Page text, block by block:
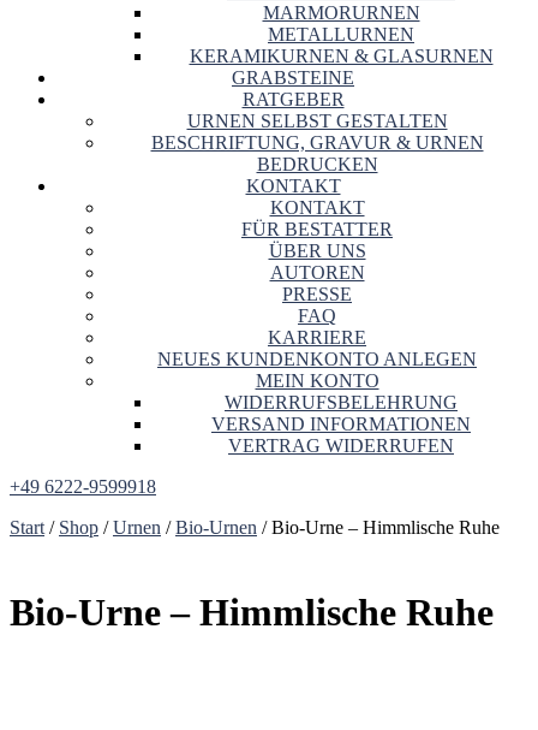
MARMORURNEN
METALLURNEN
KERAMIKURNEN & GLASURNEN
GRABSTEINE
RATGEBER
URNEN SELBST GESTALTEN
BESCHRIFTUNG, GRAVUR & URNEN
BEDRUCKEN
KONTAKT
KONTAKT
FÜR BESTATTER
ÜBER UNS
AUTOREN
PRESSE
FAQ
KARRIERE
NEUES KUNDENKONTO ANLEGEN
MEIN KONTO
WIDERRUFSBELEHRUNG
VERSAND INFORMATIONEN
VERTRAG WIDERRUFEN
+49 6222-9599918
Start / Shop /Urnen /Bio-Urnen / Bio-Urne – Himmlische Ruhe
Bio-Urne – Himmlische Ruhe